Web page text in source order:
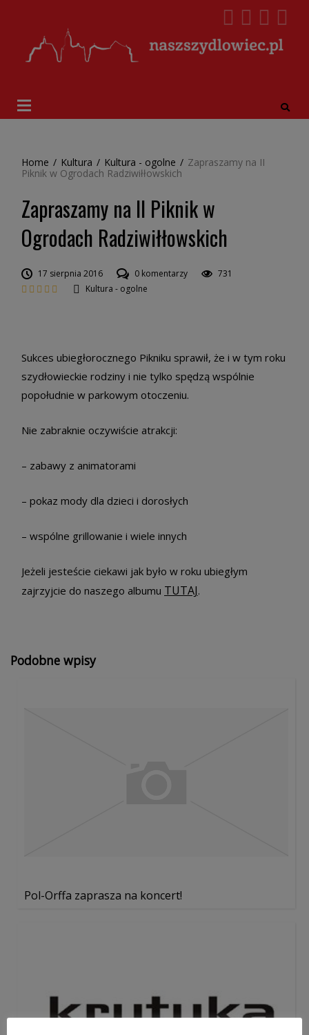
Home / Kultura / Kultura - ogolne / Zapraszamy na II
Piknik w Ogrodach Radziwiłłowskich
Zapraszamy na II Piknik w
Ogrodach Radziwiłłowskich
17 sierpnia 2016 0 komentarzy
731
Kultura - ogolne
Sukces ubiegłorocznego Pikniku sprawił, że i w tym roku
szydłowieckie rodziny i nie tylko spędzą wspólnie
popołudnie w parkowym otoczeniu.
Nie zabraknie oczywiście atrakcji:
– zabawy z animatorami
– pokaz mody dla dzieci i dorosłych
– wspólne grillowanie i wiele innych
Jeżeli jesteście ciekawi jak było w roku ubiegłym
zajrzyjcie do naszego albumu TUTAJ.
Podobne wpisy
Pol-Orffa zaprasza na koncert!